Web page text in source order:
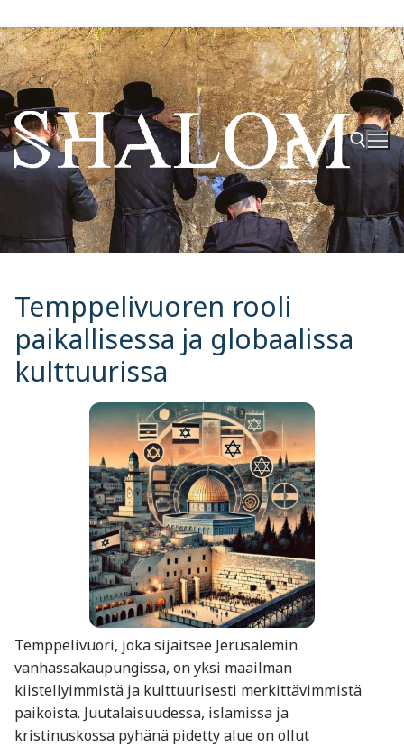
Hyppää
sisältöön
Hae:
Temppelivuoren rooli
paikallisessa ja globaalissa
kulttuurissa
Temppelivuori, joka sijaitsee Jerusalemin
vanhassakaupungissa, on yksi maailman
kiistellyimmistä ja kulttuurisesti merkittävimmistä
paikoista. Juutalaisuudessa, islamissa ja
kristinuskossa pyhänä pidetty alue on ollut